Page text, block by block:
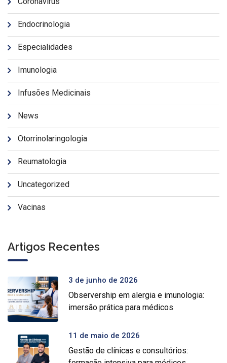
Endocrinologia
Especialidades
Imunologia
Infusões Medicinais
News
Otorrinolaringologia
Reumatologia
Uncategorized
Vacinas
Artigos Recentes
3 de junho de 2026
Observership em alergia e imunologia:
imersão prática para médicos
11 de maio de 2026
Gestão de clínicas e consultórios: